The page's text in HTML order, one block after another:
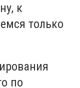
к
только
по